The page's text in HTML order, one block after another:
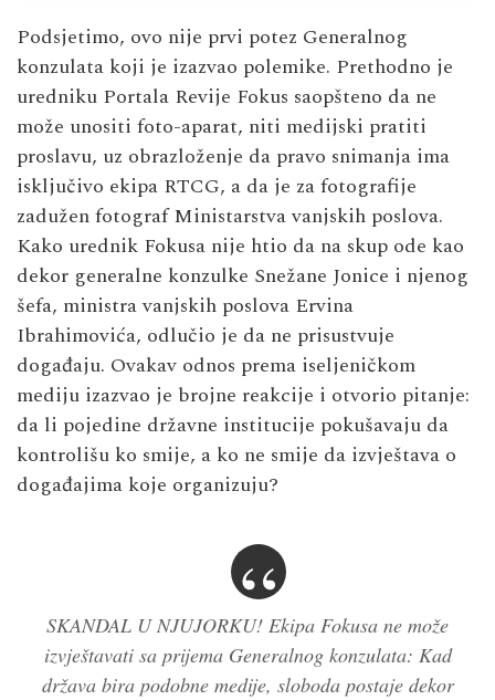
Podsjetimo, ovo nije prvi potez Generalnog
konzulata koji je izazvao polemike. Prethodno je
uredniku Portala Revije Fokus saopšteno da ne
može unositi foto-aparat, niti medijski pratiti
proslavu, uz obrazloženje da pravo snimanja ima
isključivo ekipa RTCG, a da je za fotografije
zadužen fotograf Ministarstva vanjskih poslova.
Kako urednik Fokusa nije htio da na skup ode kao
dekor generalne konzulke Snežane Jonice i njenog
šefa, ministra vanjskih poslova Ervina
Ibrahimovića, odlučio je da ne prisustvuje
događaju. Ovakav odnos prema iseljeničkom
mediju izazvao je brojne reakcije i otvorio pitanje:
da li pojedine državne institucije pokušavaju da
kontrolišu ko smije, a ko ne smije da izvještava o
događajima koje organizuju?
SKANDAL U NJUJORKU! Ekipa Fokusa ne može
izvještavati sa prijema Generalnog konzulata: Kad
država bira podobne medije, sloboda postaje dekor